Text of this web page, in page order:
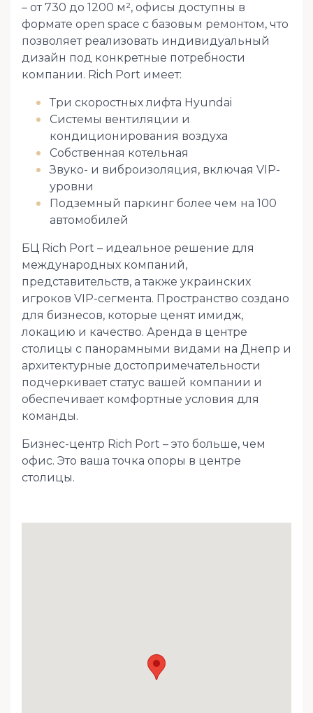
– от 730 до 1200 м², офисы доступны в
формате open space с базовым ремонтом, что
позволяет реализовать индивидуальный
дизайн под конкретные потребности
компании. Rich Port имеет:
Три скоростных лифта Hyundai
Системы вентиляции и
кондиционирования воздуха
Собственная котельная
Звуко- и виброизоляция, включая VIP-
уровни
Подземный паркинг более чем на 100
автомобилей
БЦ Rich Port – идеальное решение для
международных компаний,
представительств, а также украинских
игроков VIP-сегмента. Пространство создано
для бизнесов, которые ценят имидж,
локацию и качество. Аренда в центре
столицы с панорамными видами на Днепр и
архитектурные достопримечательности
подчеркивает статус вашей компании и
обеспечивает комфортные условия для
команды.
Бизнес-центр Rich Port – это больше, чем
офис. Это ваша точка опоры в центре
столицы.